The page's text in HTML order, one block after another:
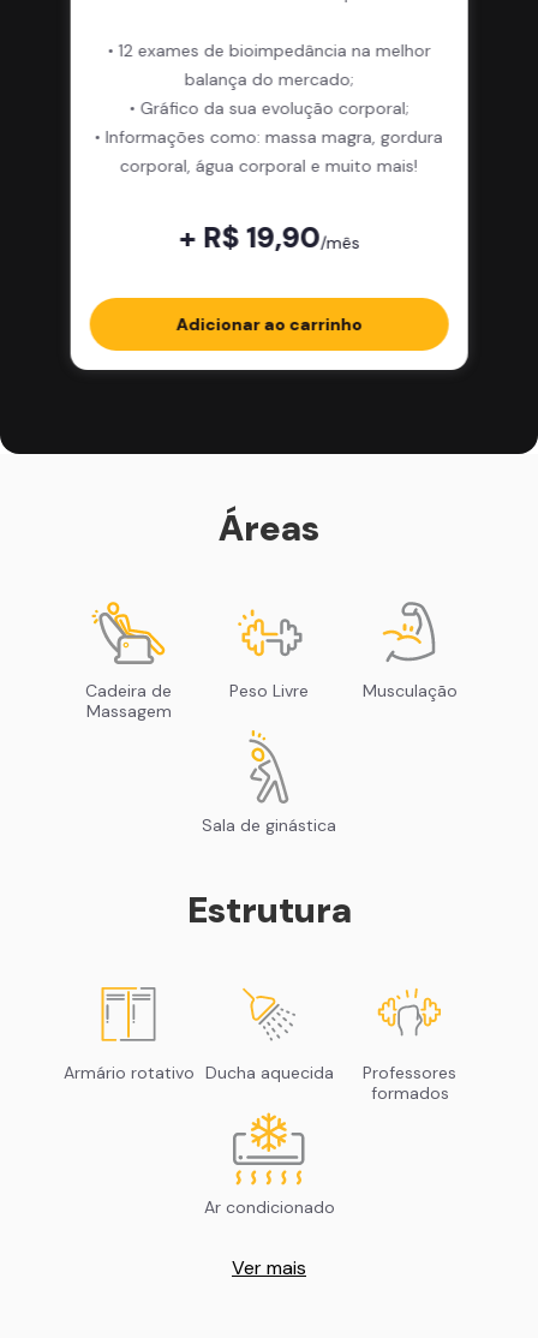
• 12 exames de bioimpedância na melhor
balança do mercado;
• Gráfico da sua evolução corporal;
• Informações como: massa magra, gordura
corporal, água corporal e muito mais!
+ R$ 19,90/mês
Adicionar ao carrinho
Áreas
Cadeira de
Massagem
Peso Livre Musculação
Sala de ginástica
Estrutura
Armário rotativo Ducha aquecida
Professores
formados
Ar condicionado
Ver mais